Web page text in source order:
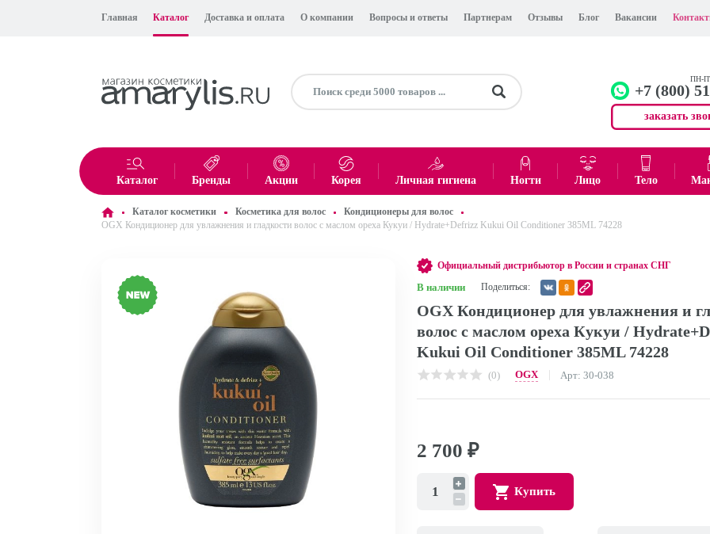
Главная Каталог Доставка и оплата О компании Вопросы и ответы Партнерам Отзывы Блог Вакансии
ПН-
+7 (800)
заказать
Офис +7 (499)
Каталог Бренды Акции Корея Личная гигиена Ногти Лицо Тело
Каталог косметики Косметика для волос
Кондиционеры для волос
OGX Кондиционер для увлажнения и гладкости волос с маслом ореха Кукуи / Hydrate+Defrizz Kukui Oil Conditioner 385ML 74228
Официальный дистрибьютор в России и странах СНГ
В наличии Поделиться:
OGX Кондиционер для увлажнения и
волос с маслом ореха Кукуи /
Kukui Oil Conditioner 385ML 74228
(0) OGX Арт: 30-038
2 700 ₽
Купить